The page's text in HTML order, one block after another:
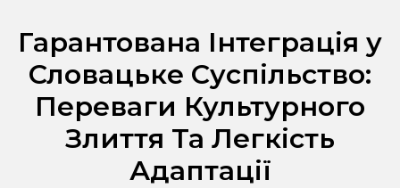
Гарантована Інтеграція у
Словацьке Суспільство:
Переваги Культурного
Злиття Та Легкість
Адаптації